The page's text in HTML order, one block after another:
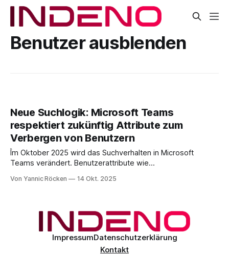
Benutzer ausblenden
Neue Suchlogik: Microsoft Teams
respektiert zukünftig Attribute zum
Verbergen von Benutzern
Îm Oktober 2025 wird das Suchverhalten in Microsoft
Teams verändert. Benutzerattribute wie
msExchangeHiddenFromAddressList und
Search" (Bereichssuche auf Basis von
Adressbuchrichtlinien) erforderlich ist. Das Verhalten wird
damit an Microsoft Outlook / Exchange Online angeglichen.
Von Yannic Röcken 14 Okt. 2025
ImpressumDatenschutzerklärung
Kontakt